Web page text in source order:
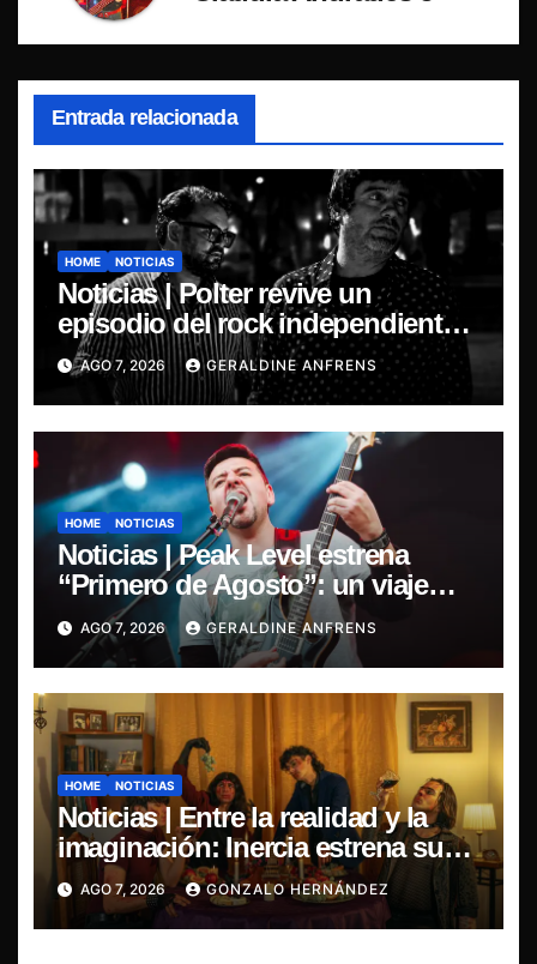
Entrada relacionada
HOME NOTICIAS
Noticias | Polter revive un
episodio del rock independiente
chileno con el lanzamiento de
“Esencial 2001–2026”
AGO 7, 2026 GERALDINE ANFRENS
HOME NOTICIAS
Noticias | Peak Level estrena
“Primero de Agosto”: un viaje
sonoro por el duelo y la memoria.
AGO 7, 2026 GERALDINE ANFRENS
HOME NOTICIAS
Noticias | Entre la realidad y la
imaginación: Inercia estrena su
primer single “Marilina”
AGO 7, 2026 GONZALO HERNÁNDEZ